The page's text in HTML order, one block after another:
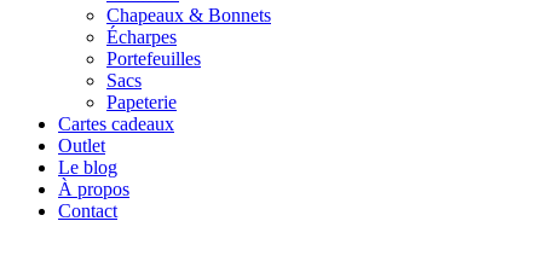
Chapeaux & Bonnets
Écharpes
Portefeuilles
Sacs
Papeterie
Cartes cadeaux
Outlet
Le blog
À propos
Contact